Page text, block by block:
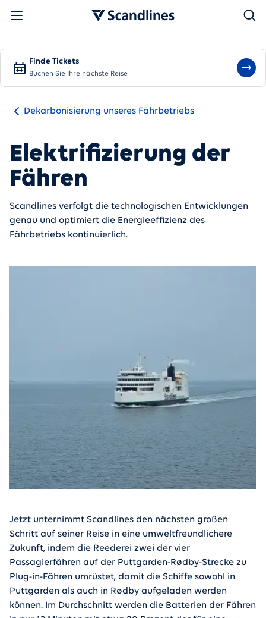
Suchen
Finde Tickets
Buchen Sie Ihre nächste Reise
Dekarbonisierung unseres Fährbetriebs
Elektrifizierung der
Fähren
Scandlines verfolgt die technologischen Entwicklungen
genau und optimiert die Energieeffizienz des
Fährbetriebs kontinuierlich.
Jetzt unternimmt Scandlines den nächsten großen
Schritt auf seiner Reise in eine umweltfreundlichere
Zukunft, indem die Reederei zwei der vier
Passagierfähren auf der Puttgarden-Rødby-Strecke zu
Plug-in-Fähren umrüstet, damit die Schiffe sowohl in
Puttgarden als auch in Rødby aufgeladen werden
können. Im Durchschnitt werden die Batterien der Fähren